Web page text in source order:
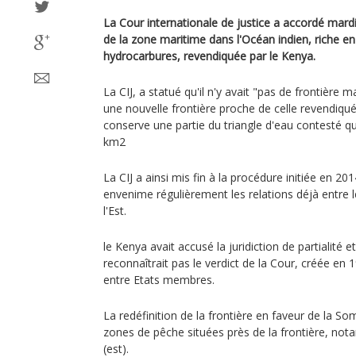
La Cour internationale de justice a accordé
de la zone maritime dans l'Océan indien, riche
hydrocarbures, revendiquée par le Kenya.
La CIJ, a statué qu'il n'y avait "pas de frontière
une nouvelle frontière proche de celle
conserve une partie du triangle d'eau contesté
km2
La CIJ a ainsi mis fin à la procédure initiée en
envenime régulièrement les relations déjà entre
l'Est.
le Kenya avait accusé la juridiction de partialité
reconnaîtrait pas le verdict de la Cour, créée en
entre Etats membres.
La redéfinition de la frontière en faveur de la
zones de pêche situées près de la frontière,
(est).